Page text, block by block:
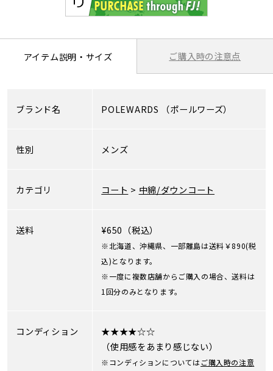
アイテム説明・サイズ ご購入時の注意点
ブランド名 POLEWARDS （ポールワーズ）
性別 メンズ
カテゴリ コート > 中綿/ダウンコート
送料 ¥650（税込）
※北海道、沖縄県、一部離島は送料￥890(税
込)となります。
※一度に複数店舗からご購入の場合、送料は
1回分のみとなります。
コンディション
★★★★☆☆
（使用感をあまり感じない）
※コンディションについてはご購入時の注意